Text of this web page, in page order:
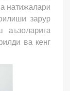
натижалари
зарур
аъзоларига
ва кенг